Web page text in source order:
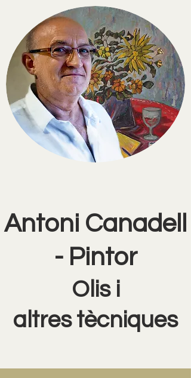
Antoni Canadell
- Pintor
Olis i
altres tècniques